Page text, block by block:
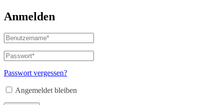
Anmelden
Passwort vergessen?
Angemeldet bleiben